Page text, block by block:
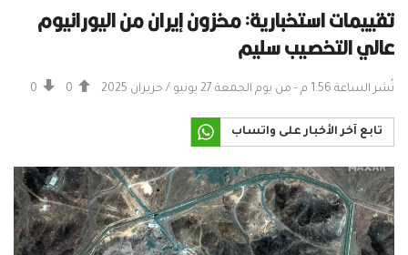
تقييمات استخبارية: مخزون إيران من اليورانيوم
عالي التخصيب سليم
نُشر الساعة 1:56 م - من يوم الجمعة 27 يونيو / حزيران 2025 0
0
تابع آخر الأخبار على واتساب